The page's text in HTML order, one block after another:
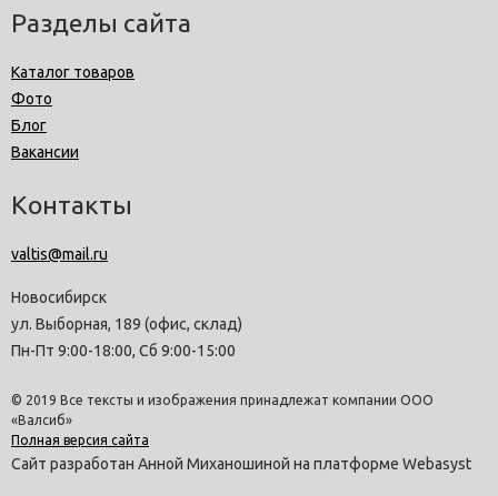
Разделы сайта
Каталог товаров
Фото
Блог
Вакансии
Контакты
valtis@mail.ru
Новосибирск
ул. Выборная, 189 (офис, склад)
Пн-Пт 9:00-18:00, Сб 9:00-15:00
© 2019 Все тексты и изображения принадлежат компании ООО
«Валсиб»
Полная версия сайта
Сайт разработан Анной Миханошиной на платформе Webasyst